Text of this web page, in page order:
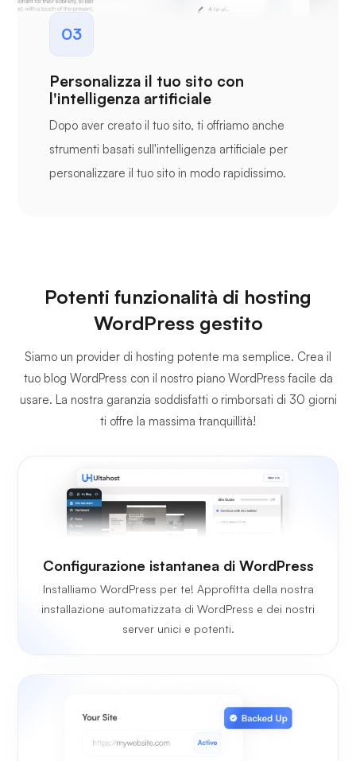
03
Personalizza il tuo sito con
l'intelligenza artificiale
Dopo aver creato il tuo sito, ti offriamo anche
strumenti basati sull'intelligenza artificiale per
personalizzare il tuo sito in modo rapidissimo.
Potenti funzionalità di hosting
WordPress gestito
Siamo un provider di hosting potente ma semplice. Crea il
tuo blog WordPress con il nostro piano WordPress facile da
usare. La nostra garanzia soddisfatti o rimborsati di 30 giorni
ti offre la massima tranquillità!
Configurazione istantanea di WordPress
Installiamo WordPress per te! Approfitta della nostra
installazione automatizzata di WordPress e dei nostri
server unici e potenti.